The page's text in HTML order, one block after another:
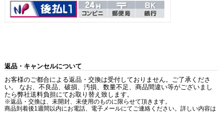
返品・キャンセルについて
お客様のご都合による返品・交換は受付しておりません。ご了承くださ
い。 なお、不良品、破損、汚損、数量不足、商品間違い等がございまし
たら弊社送料負担にてお取り替え致します。
※返品・交換は、未開封、未使用のものに限らせて頂きます。
商品到着後1週間以内にお電話、電子メールにてご連絡ください。詳しい内容は